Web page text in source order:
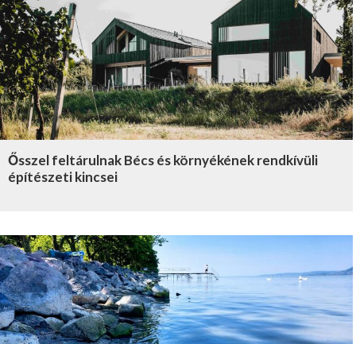
Ősszel feltárulnak Bécs és környékének rendkívüli
építészeti kincsei